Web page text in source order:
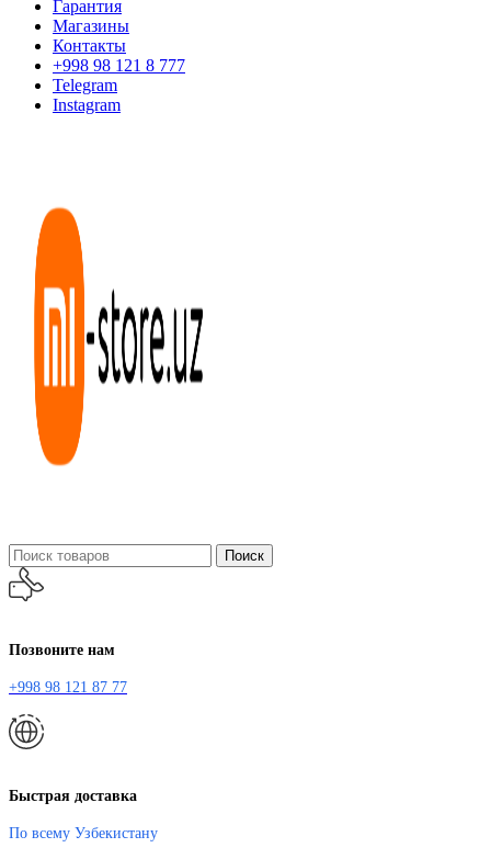
Гарантия
Магазины
Контакты
+998 98 121 8 777
Telegram
Instagram
Поиск
Позвоните нам
+998 98 121 87 77
Быстрая доставка
По всему Узбекистану